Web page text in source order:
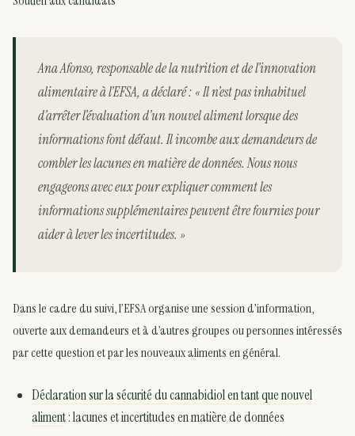
Ana Afonso, responsable de la nutrition et de l’innovation
alimentaire à l’EFSA, a déclaré : « Il n’est pas inhabituel
d’arrêter l’évaluation d’un nouvel aliment lorsque des
informations font défaut. Il incombe aux demandeurs de
combler les lacunes en matière de données. Nous nous
engageons avec eux pour expliquer comment les
informations supplémentaires peuvent être fournies pour
aider à lever les incertitudes. »
Dans le cadre du suivi, l’EFSA organise une session d’information,
ouverte aux demandeurs et à d’autres groupes ou personnes intéressés
par cette question et par les nouveaux aliments en général.
Déclaration sur la sécurité du cannabidiol en tant que nouvel
aliment: lacunes et incertitudes en matière de données